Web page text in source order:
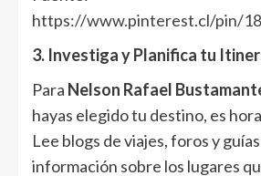
https://www.pinterest.cl/pin/
3. Investiga y Planifica tu
Para Nelson Rafael
hayas elegido tu destino, es
Lee blogs de viajes, foros y
información sobre los lugares